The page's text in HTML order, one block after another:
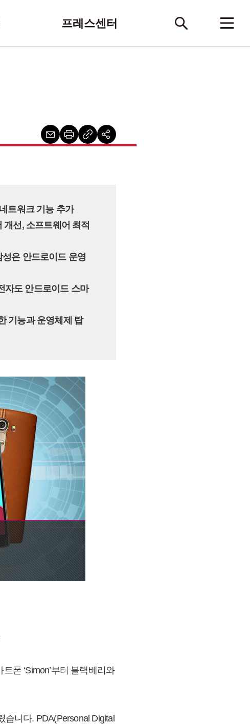
프레스센터
트워크 기능 추가
개선, 소프트웨어 최적
은 안드로이드 운영
자도 안드로이드 스마
기능과 운영체제 탑
폰 ‘Simon’부터 블랙베리와
니다. PDA(Personal Digital